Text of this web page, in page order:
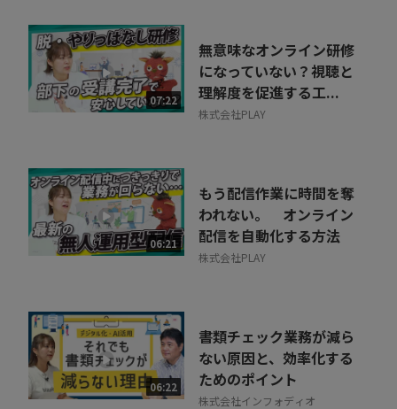
07:22
無意味なオンライン研修
になっていない？視聴と
理解度を促進する工...
株式会社PLAY
06:21
もう配信作業に時間を奪
われない。 オンライン
配信を自動化する方法
株式会社PLAY
06:22
書類チェック業務が減ら
ない原因と、効率化する
ためのポイント
株式会社インフォディオ